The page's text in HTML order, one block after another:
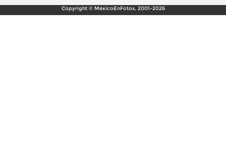
Copyright © MéxicoEnFotos, 2001-2026